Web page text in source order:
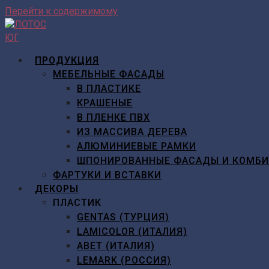
Перейти к содержимому
ПРОДУКЦИЯ
МЕБЕЛЬНЫЕ ФАСАДЫ
В ПЛАСТИКЕ
КРАШЕНЫЕ
В ПЛЕНКЕ ПВХ
ИЗ МАССИВА ДЕРЕВА
АЛЮМИНИЕВЫЕ РАМКИ
ШПОНИРОВАННЫЕ ФАСАДЫ И
ФАРТУКИ И ВСТАВКИ
ДЕКОРЫ
ПЛАСТИК
GENTAS (ТУРЦИЯ)
LAMICOLOR (ИТАЛИЯ)
ABET (ИТАЛИЯ)
LEMARK (РОССИЯ)